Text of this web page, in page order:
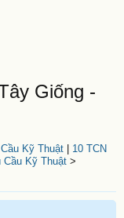
Giống -
Kỹ Thuật
10 TCN
Kỹ Thuật>